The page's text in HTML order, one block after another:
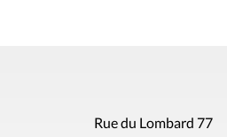
Rue du Lombard 77